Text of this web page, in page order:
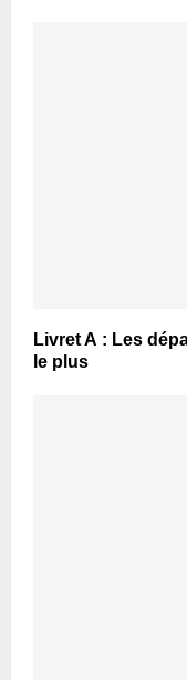
Livret A : Les
le plus